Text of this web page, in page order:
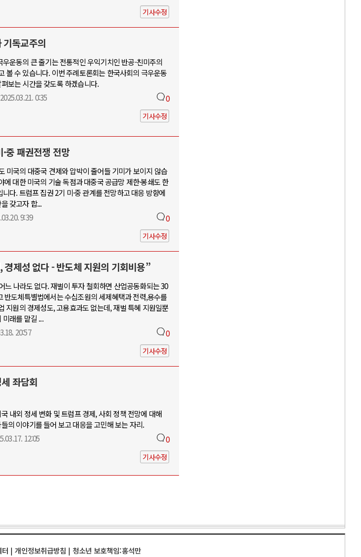
기사수정
기독교주의
운동의 큰 줄기는 전통적인 우익기치인 반공-친미주의
볼 수 있습니다. 이번 주례토론회는 한국사회의 극우운동
보는 시간을 갖도록 하겠습니다.
2025.03.21. 0:35 0
기사수정
중 패권전쟁 전망
미국의 대중국 견제와 압박이 줄어들 기미가 보이지 않습
에 대한 미국의 기술 독점과 대중국 공급망 제한·봉쇄도 한
다. 트럼프 집권 2기 미·중 관계를 전망하고 대응 방향에
갖고자 합...
9:39 0
기사수정
경제성 없다 - 반도체 지원의 기회비용”
느 나라도 없다. 재벌이 투자 철회하면 산업공동화되는 30
반도체특별법에서는 수십조원의 세제혜택과 전력,용수를
지원의 경제성도, 고용효과도 없는데, 재벌 특혜 지원일뿐
래를 맡길 ...
20:57 0
기사수정
좌담회
내외 정세 변화 및 트럼프 경제, 사회 정책 전망에 대해
의 이야기를 들어 보고 대응을 고민해 보는 자리.
12:05 0
기사수정
| 개인정보취급방침 | 청소년 보호책임:홍석만